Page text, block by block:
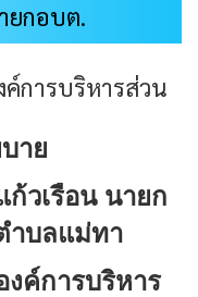
ยกอบต.
การบริหารส่วน
าย
วเรือน นายก
ำบลแม่ทา
ค์การบริหาร